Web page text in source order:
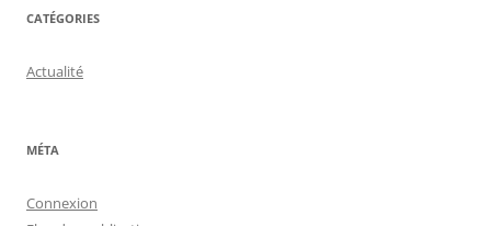
CATÉGORIES
Actualité
MÉTA
Connexion